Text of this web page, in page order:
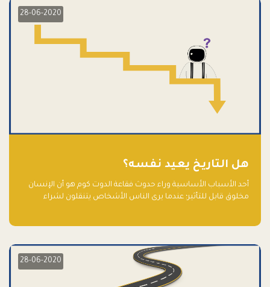
28-06-2020
هل التاريخ يعيد نفسه؟
أحد الأسباب الأساسية وراء حدوث فقاعة الدوت كوم هو أن الإنسان
مخلوق قابل للتأثير؛ عندما يرى الناس الأشخاص يتنقلون لشراء
28-06-2020